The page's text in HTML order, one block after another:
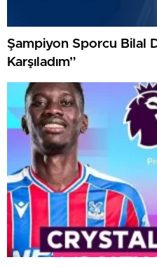
Şampiyon Sporcu Bilal
Karşıladım”